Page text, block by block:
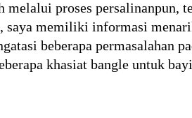
melalui proses persalinanpun,
memiliki informasi
beberapa permasalahan
khasiat bangle untuk